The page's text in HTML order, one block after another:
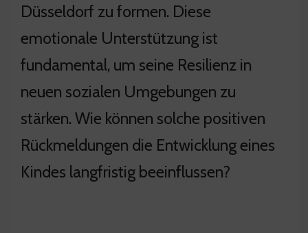
Düsseldorf zu formen. Diese
emotionale Unterstützung ist
fundamental, um seine Resilienz in
neuen sozialen Umgebungen zu
stärken. Wie können solche positiven
Rückmeldungen die Entwicklung eines
Kindes langfristig beeinflussen?